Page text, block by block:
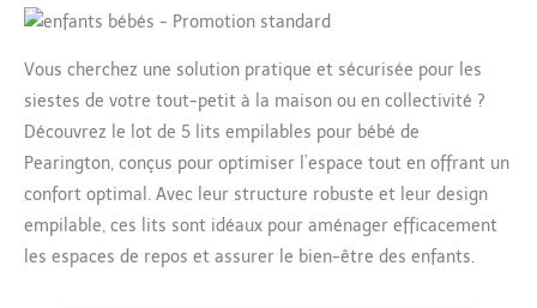
Vous cherchez une solution pratique et sécurisée pour les
siestes de votre tout-petit à la maison ou en collectivité ?
Découvrez le lot de 5 lits empilables pour bébé de
Pearington, conçus pour optimiser l’espace tout en offrant un
confort optimal. Avec leur structure robuste et leur design
empilable, ces lits sont idéaux pour aménager efficacement
les espaces de repos et assurer le bien-être des enfants.